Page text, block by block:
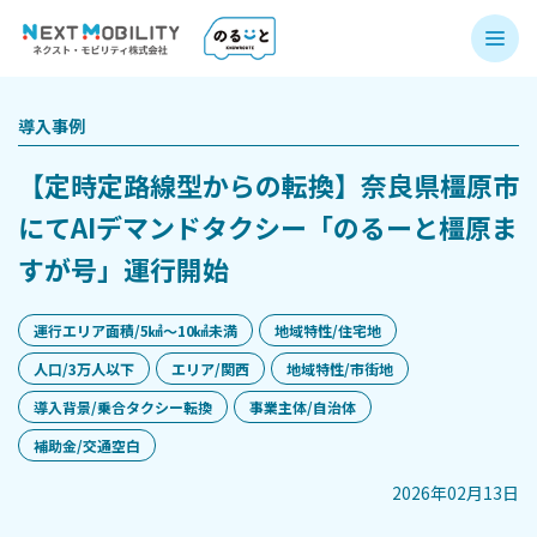
導入事例
【定時定路線型からの転換】奈良県橿原市
にてAIデマンドタクシー「のるーと橿原ま
すが号」運行開始
運行エリア面積/5㎢〜10㎢未満
地域特性/住宅地
人口/3万人以下
エリア/関西
地域特性/市街地
導入背景/乗合タクシー転換
事業主体/自治体
補助金/交通空白
2026年02月13日